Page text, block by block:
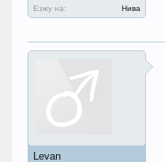
Езжу на:
Нива
Levan